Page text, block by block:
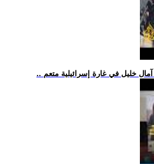
خليل في غارة إسرائيلية متعم